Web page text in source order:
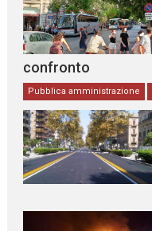
confronto
Pubblica amministrazione